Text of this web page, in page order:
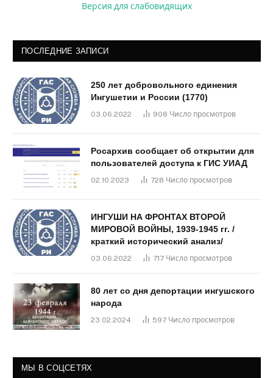
Версия для слабовидящих
ПОСЛЕДНИЕ ЗАПИСИ
250 лет добровольного единения
Ингушетии и России (1770)
03.06.2022 908 Число просмотров
Росархив сообщает об открытии для
пользователей доступа к ГИС УИАД
02.10.2023 728 Число просмотров
ИНГУШИ НА ФРОНТАХ ВТОРОЙ
МИРОВОЙ ВОЙНЫ, 1939-1945 гг. /
краткий исторический анализ/
03.06.2022 717 Число просмотров
80 лет со дня депортации ингушского
народа
23.02.2024 597 Число просмотров
МЫ В СОЦСЕТЯХ